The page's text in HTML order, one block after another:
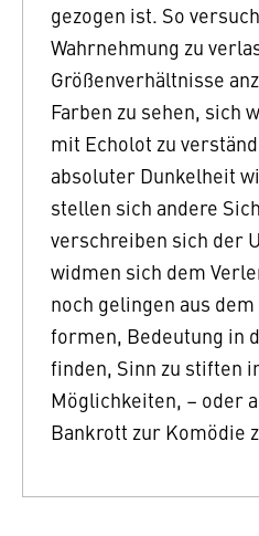
gezogen ist. So
Wahrnehmung zu
Größenverhältnisse
Farben zu sehen, sich
mit Echolot zu
absoluter Dunkelheit
stellen sich andere
verschreiben sich der
widmen sich dem
noch gelingen aus
formen, Bedeutung in
finden, Sinn zu stiften
Möglichkeiten, – oder
Bankrott zur Komödie